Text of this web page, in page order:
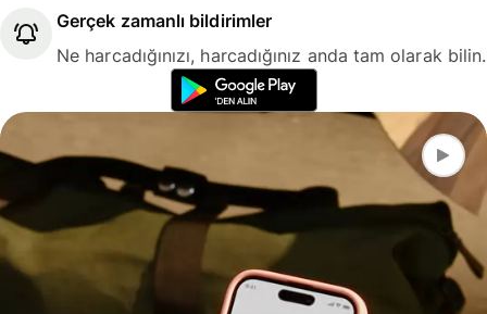
Gerçek zamanlı bildirimler
Ne harcadığınızı, harcadığınız anda tam olarak bilin.